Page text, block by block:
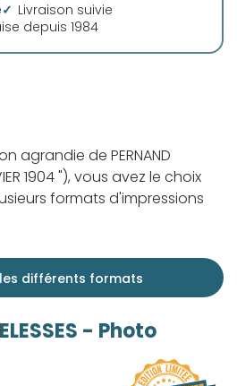
Livraison suivie
depuis 1984
agrandie de PERNAND
1904 "), vous avez le choix
formats d'impressions
différents formats
- Photo